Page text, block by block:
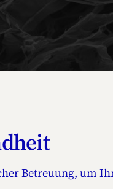
Betreuung, um